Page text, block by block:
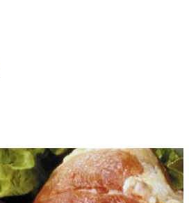
a mraženého masa, masných výrobků a